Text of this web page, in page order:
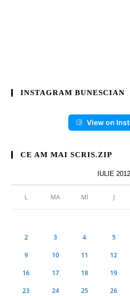
INSTAGRAM BUNESCIAN
View on
CE AM MAI SCRIS.ZIP
IULIE 2012
L MA MI J
2 3 4 5
9 10 11 12
16 17 18 19
23 24 25 26